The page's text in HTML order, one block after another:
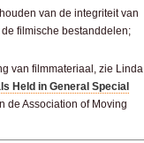
van de integriteit van
filmische bestanddelen;
van filmmateriaal, zie Linda
Held in General Special
de Association of Moving